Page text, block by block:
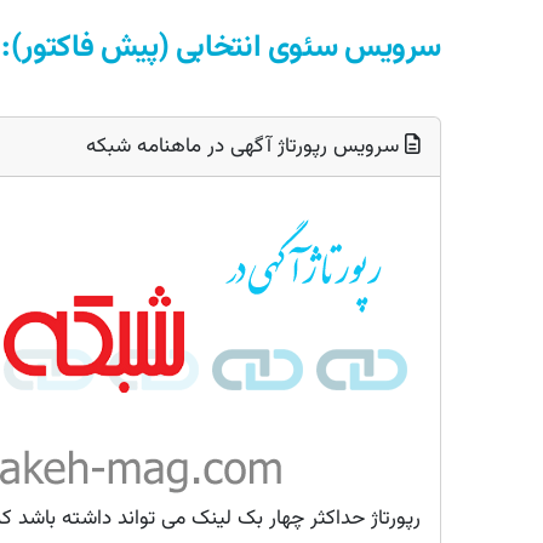
سرویس سئوی انتخابی (پیش فاکتور):
سرویس رپورتاژ آگهی در ماهنامه شبکه
رپورتاژ حداکثر چهار بک لینک می تواند داشته